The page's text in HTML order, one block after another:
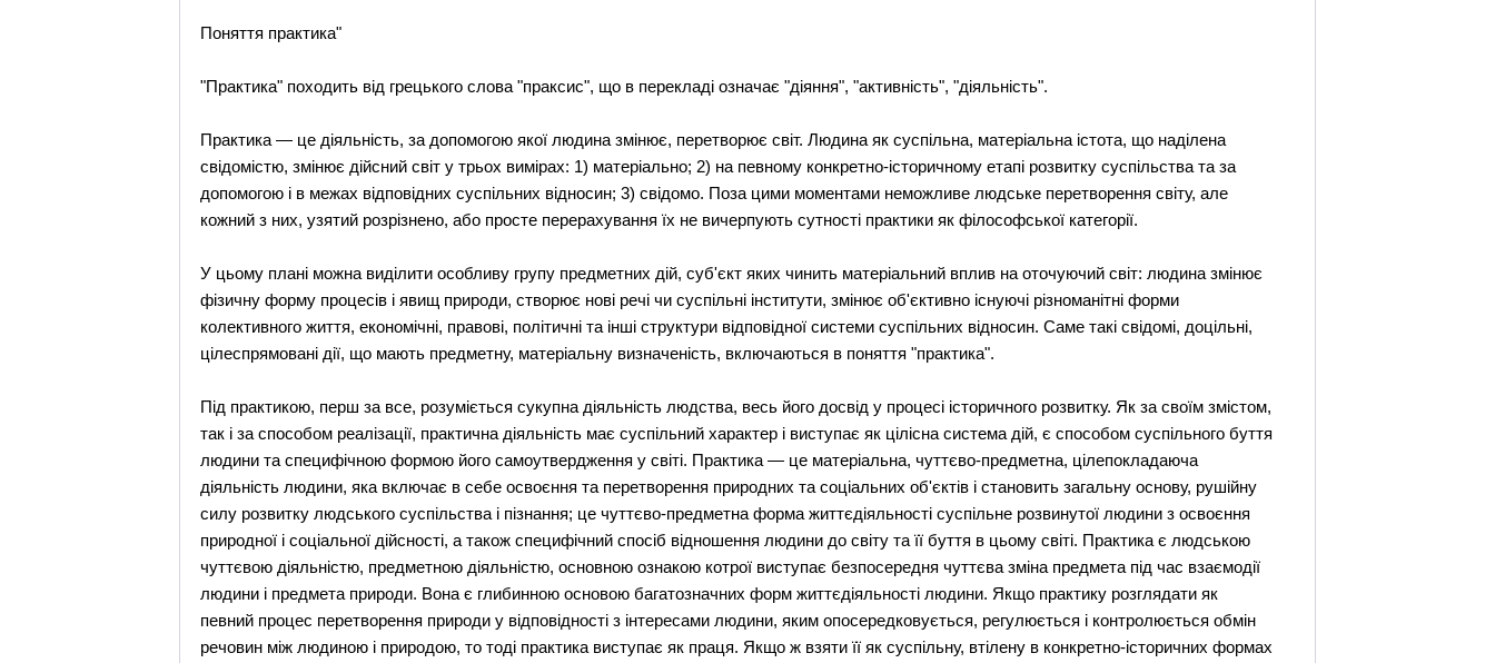
Поняття практика"
"Практика" походить від грецького слова "праксис", що в перекладі означає "діяння", "активність", "діяльність".
Практика — це діяльність, за допомогою якої людина змінює, перетворює світ. Людина як суспільна, матеріальна істота, що наділена
свідомістю, змінює дійсний світ у трьох вимірах: 1) матеріально; 2) на певному конкретно-історичному етапі розвитку суспільства та за
допомогою і в межах відповідних суспільних відносин; 3) свідомо. Поза цими моментами неможливе людське перетворення світу, але
кожний з них, узятий розрізнено, або просте перерахування їх не вичерпують сутності практики як філософської категорії.
У цьому плані можна виділити особливу групу предметних дій, суб'єкт яких чинить матеріальний вплив на оточуючий світ: людина змінює
фізичну форму процесів і явищ природи, створює нові речі чи суспільні інститути, змінює об'єктивно існуючі різноманітні форми
колективного життя, економічні, правові, політичні та інші структури відповідної системи суспільних відносин. Саме такі свідомі, доцільні,
цілеспрямовані дії, що мають предметну, матеріальну визначеність, включаються в поняття "практика".
Під практикою, перш за все, розуміється сукупна діяльність людства, весь його досвід у процесі історичного розвитку. Як за своїм змістом,
так і за способом реалізації, практична діяльність має суспільний характер і виступає як цілісна система дій, є способом суспільного буття
людини та специфічною формою його самоутвердження у світі. Практика — це матеріальна, чуттєво-предметна, цілепокладаюча
діяльність людини, яка включає в себе освоєння та перетворення природних та соціальних об'єктів і становить загальну основу, рушійну
силу розвитку людського суспільства і пізнання; це чуттєво-предметна форма життєдіяльності суспільне розвинутої людини з освоєння
природної і соціальної дійсності, а також специфічний спосіб відношення людини до світу та її буття в цьому світі. Практика є людською
чуттєвою діяльністю, предметною діяльністю, основною ознакою котрої виступає безпосередня чуттєва зміна предмета під час взаємодії
людини і предмета природи. Вона є глибинною основою багатозначних форм життєдіяльності людини. Якщо практику розглядати як
певний процес перетворення природи у відповідності з інтересами людини, яким опосередковується, регулюється і контролюється обмін
речовин між людиною і природою, то тоді практика виступає як праця. Якщо ж взяти її як суспільну, втілену в конкретно-історичних формах